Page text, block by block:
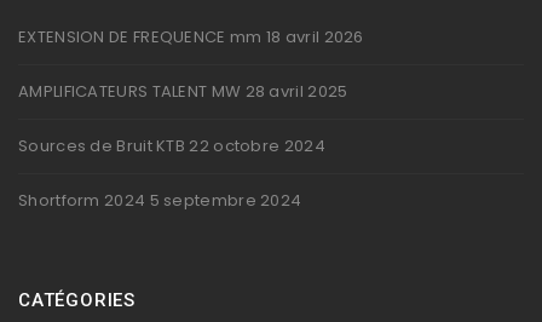
EXTENSION DE FREQUENCE mm 18 avril 2026
AMPLIFICATEURS TALENT MW 28 avril 2025
Sources de Bruit KTB 22 octobre 2024
Shortform 2024 5 septembre 2024
CATÉGORIES